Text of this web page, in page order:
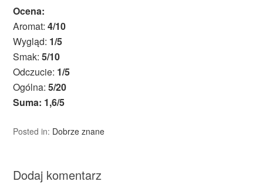
Ocena:
Aromat:4/10
Wygląd: 1/5
Smak:5/10
Odczucie: 1/5
Ogólna:5/20
Suma: 1,6/5
Posted in: Dobrze znane
Dodaj komentarz